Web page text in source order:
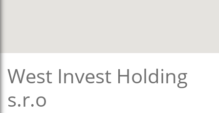
West Invest Holding
s.r.o